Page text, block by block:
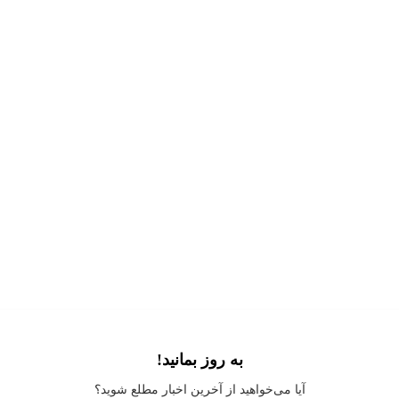
Application error: a client
-side exception has occurred while loading
به روز بمانید!
آیا می‌خواهید از آخرین اخبار مطلع شوید؟